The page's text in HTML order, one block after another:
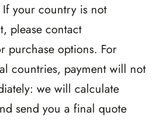
ITALIA 1995 PAGINE 7
your country is not
please contact
purchase options. For
countries, payment will not
we will calculate
send you a final quote